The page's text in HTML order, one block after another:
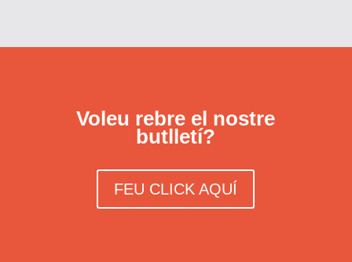
Voleu rebre el nostre
butlletí?
FEU CLICK AQUÍ